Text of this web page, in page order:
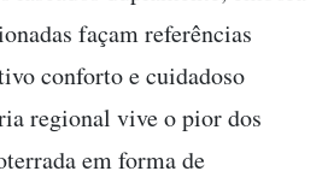
façam referências
conforto e cuidadoso
regional vive o pior dos
em forma de